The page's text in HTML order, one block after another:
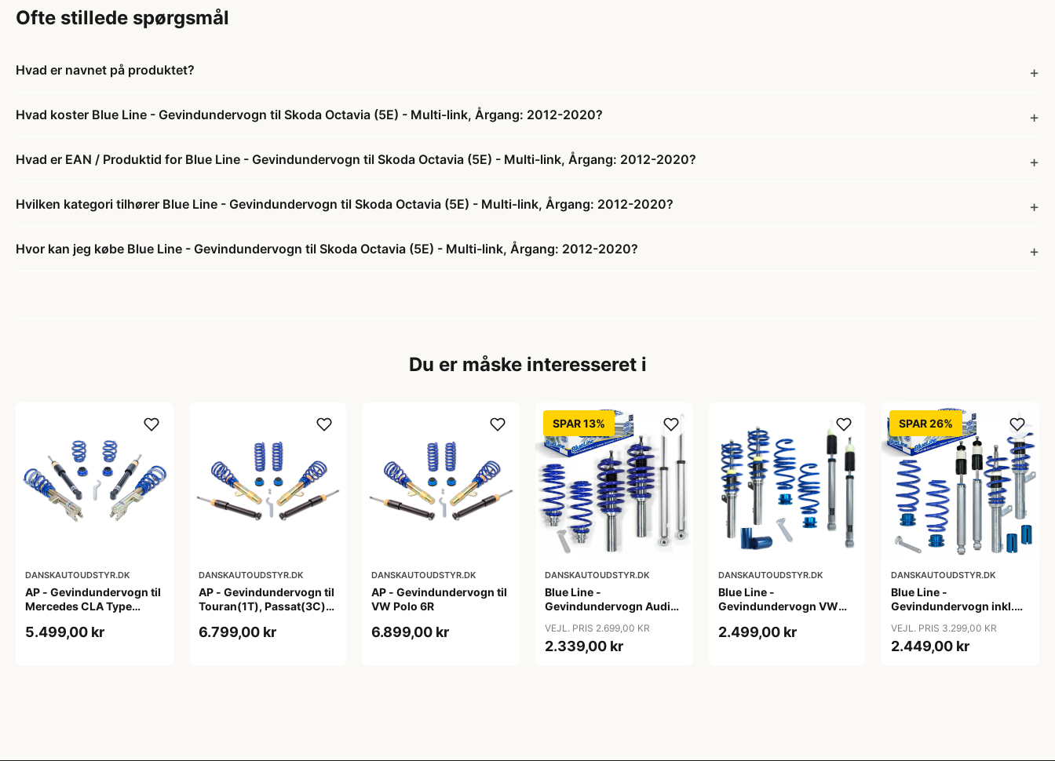
Ofte stillede spørgsmål
Hvad er navnet på produktet?
Hvad koster Blue Line - Gevindundervogn til Skoda Octavia (5E) - Multi-link, Årgang: 2012-2020?
Hvad er EAN / Produktid for Blue Line - Gevindundervogn til Skoda Octavia (5E) - Multi-link, Årgang: 2012-2020?
Hvilken kategori tilhører Blue Line - Gevindundervogn til Skoda Octavia (5E) - Multi-link, Årgang: 2012-2020?
Hvor kan jeg købe Blue Line - Gevindundervogn til Skoda Octavia (5E) - Multi-link, Årgang: 2012-2020?
Du er måske interesseret i
DANSKAUTOUDSTYR.DK
AP - Gevindundervogn til
Mercedes CLA Type
5.499,00 kr
DANSKAUTOUDSTYR.DK
AP - Gevindundervogn til
Touran(1T), Passat(3C),
fjedreben Ø55mm
6.799,00 kr
DANSKAUTOUDSTYR.DK
AP - Gevindundervogn til
VW Polo 6R
6.899,00 kr
SPAR 13%
DANSKAUTOUDSTYR.DK
Blue Line -
Gevindundervogn Audi
TDI/2.0 TFSI/2.7/3.0
TDI/3.2 FSI, 2007-2011
VEJL. PRIS 2.699,00 KR
2.339,00 kr
DANSKAUTOUDSTYR.DK
Blue Line -
Gevindundervogn VW
2014- - Multi-link,
2.499,00 kr
SPAR 26%
DANSKAUTOUDSTYR.DK
Blue Line -
Gevindundervogn inkl.
1.4 TSi, 1.6, 2.0, 2.0T /
DSG, 1.9 TDi
VEJL. PRIS 3.299,00 KR
2.449,00 kr